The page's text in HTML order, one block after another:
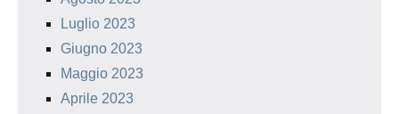
Luglio 2023
Giugno 2023
Maggio 2023
Aprile 2023